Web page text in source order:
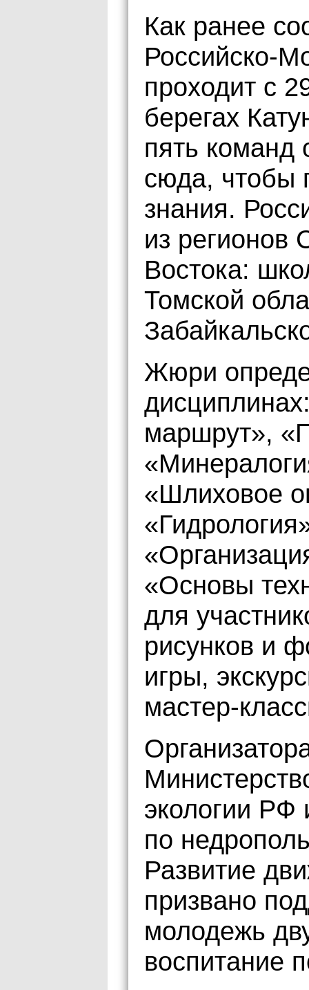
Как ранее
Российско-
проходит с
берегах
пять команд
сюда, чтобы
знания.
из регионов
Востока:
Томской
Жюри
маршрут»,
«Шлиховое
«Основы
для
рисунков и
игры,
мастер-
экологии РФ
по
Развитие
призвано
молодежь
воспитание